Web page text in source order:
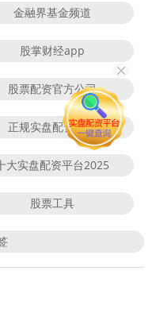
金融界基金频道
股掌财经app
股票配资官方公司
正规实盘配资平台
大实盘配资平台2025
股票工具